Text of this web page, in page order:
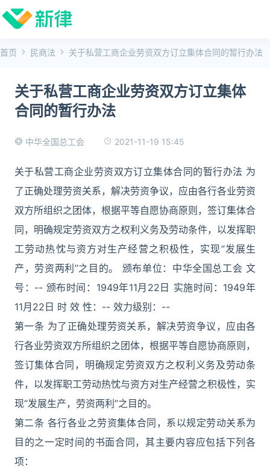
首页 民商法 关于私营工商企业劳资双方订立集体合同的暂行办法
关于私营工商企业劳资双方订立集体
合同的暂行办法
中华全国总工会 2021-11-19 15:45
关于私营工商企业劳资双方订立集体合同的暂行办法 为
了正确处理劳资关系，解决劳资争议，应由各行各业劳资
双方所组织之团体，根据平等自愿协商原则，签订集体合
同，明确规定劳资双方之权利义务及劳动条件，以发挥职
工劳动热忱与资方对生产经营之积极性，实现“发展生
产，劳资两利”之目的。 颁布单位：中华全国总工会 文
号：-- 颁布时间：1949年11月22日 实施时间：1949年
11月22日 时 效 性：-- 效力级别：--
第一条 为了正确处理劳资关系，解决劳资争议，应由各
行各业劳资双方所组织之团体，根据平等自愿协商原则，
签订集体合同，明确规定劳资双方之权利义务及劳动条
件，以发挥职工劳动热忱与资方对生产经营之积极性，实
现“发展生产，劳资两利”之目的。
第二条 各行各业之劳资集体合同，系以规定劳动关系为
目的之一定时间的书面合同，其主要内容应包括下列各
项：